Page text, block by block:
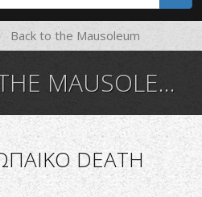
Back to the Mausoleum
MAUSOLEUM
DEATH